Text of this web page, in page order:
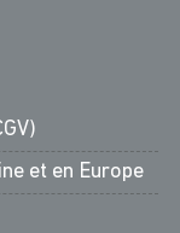
et en Europe